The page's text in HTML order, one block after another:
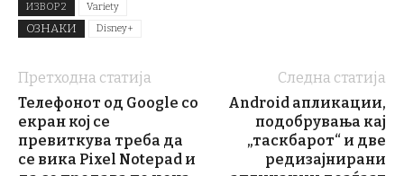
ИЗВОР 2
Variety
ОЗНАКИ Disney+
Претходна статија
Телефонот од Google со
екран кој се
превиткува треба да
се вика Pixel Notepad и
Следна статија
Android апликации,
подобрувања кај
„таскбарот“ и две
редизајнирани